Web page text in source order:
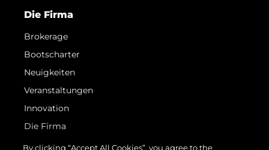
Die Firma
Brokerage
Bootscharter
Neuigkeiten
Veranstaltungen
Innovation
Die Firma
Das Team
By clicking “Accept All Cookies”, you agree to the